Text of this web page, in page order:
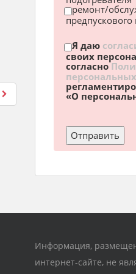
ремонт/
предпускового
Я даю
своих
согласно
«О
Информация,
интернет-сайте, не